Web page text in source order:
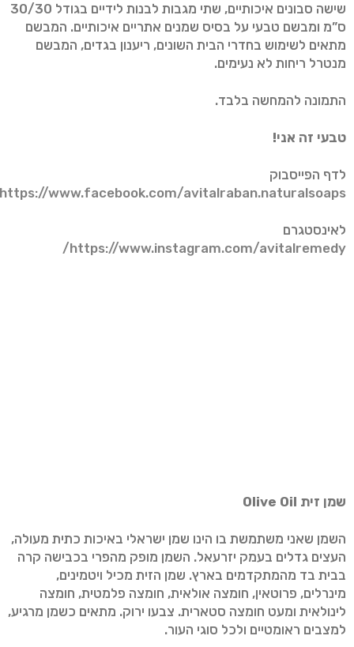
שישה סבונים איכותיים, שתי מגבות לבנות לידיים בגודל 30/30
ס”מ ומבשם טבעי על בסיס שמנים אתריים איכותיים. המבשם
מתאים לשימוש בחדרי הבית השונים, ריענון בגדים, המבשם
מנטרל ריחות לא נעימים.
התמונה להמחשה בלבד.
טבעי זה אני!
לדף הפייסבוק
https://www.facebook.com/avitalraban.naturalsoaps/
לאינסטגרם
https://www.instagram.com/avitalremedy/
שמן זית Olive Oil
השמן שאני משתמשת בו הינו שמן ישראלי באיכות כתית מעולה,
העצים גדלים בעמק יזרעאל. השמן מופק מהפרי בכבישה קרה
בבית בד מהמתקדמים בארץ. שמן הזית מכיל ויטמינים,
מינרלים, פרוטאין, חומצה אולאית, חומצה פלמטית, חומצה
לינולאית ומעט חומצה סטארית. צבעו ירוק. מתאים כשמן מרגיע,
למצבים ראומטיים ולכל סוגי העור.